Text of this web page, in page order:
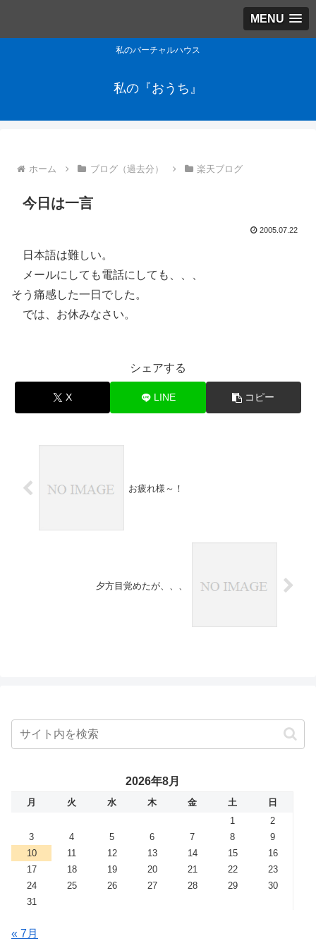
MENU
私のバーチャルハウス
私の『おうち』
ホーム ブログ（過去分） 楽天ブログ
今日は一言
2005.07.22
日本語は難しい。
メールにしても電話にしても、、、
そう痛感した一日でした。
では、お休みなさい。
シェアする
X LINE コピー
お疲れ様～！
夕方目覚めたが、、、
2026年8月
月 火 水 木 金 土
日
1
2
3
4 5 6 7 8
9
10
11 12 13 14 15
16
17
18 19 20 21 22
23
24
25 26 27 28 29
30
31
« 7月